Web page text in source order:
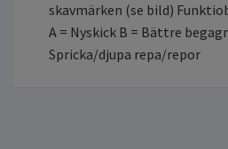
skavmärken (se bild)
A = Nyskick B = Bättre
Spricka/djupa repa/repor